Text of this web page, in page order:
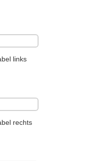
links
rechts